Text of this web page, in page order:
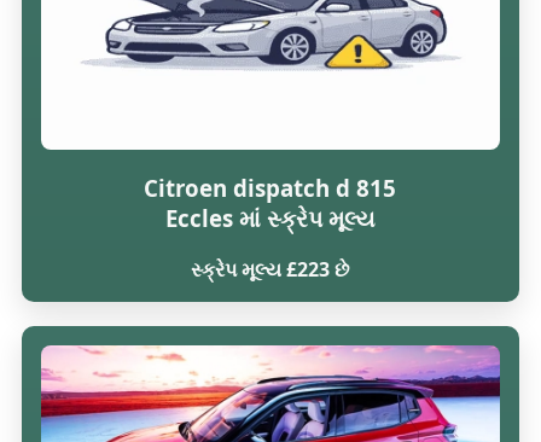
Citroen dispatch d 815
Eccles માં સ્ક્રેપ મૂલ્ય
સ્ક્રેપ મૂલ્ય £223 છે